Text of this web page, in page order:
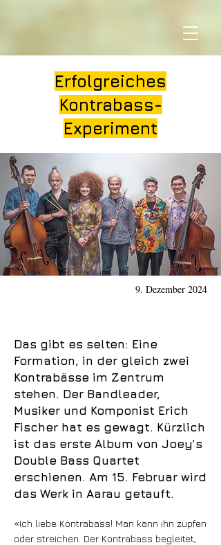
Erfolgreiches
Kontrabass-
Experiment
9. Dezember 2024
Das gibt es selten: Eine
Formation, in der gleich zwei
Kontrabässe im Zentrum
stehen. Der Bandleader,
Musiker und Komponist Erich
Fischer hat es gewagt. Kürzlich
ist das erste Album von Joey’s
Double Bass Quartet
erschienen. Am 15. Februar wird
das Werk in Aarau getauft.
«Ich liebe Kontrabass! Man kann ihn zupfen
oder streichen. Der Kontrabass begleitet,